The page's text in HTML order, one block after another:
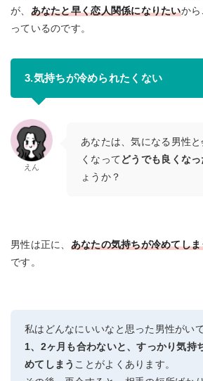
が、 あなたと早く恋人関係になりたいか
っているのです。
3.気持ちが冷められたくない
えん
あなたは、気になる男性
くなってどうでも良くなっ
ょうか？
男性は正に、 あなたの気持ちが冷めてし
です。
私はどんなにいいなと思った男性がいて
1、2ヶ月も合わないと、すっかり気持
めてしまう ことがよくあります。